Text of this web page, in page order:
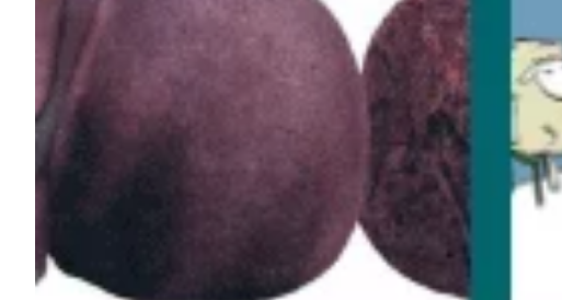
Eventos
Podcast
Assine